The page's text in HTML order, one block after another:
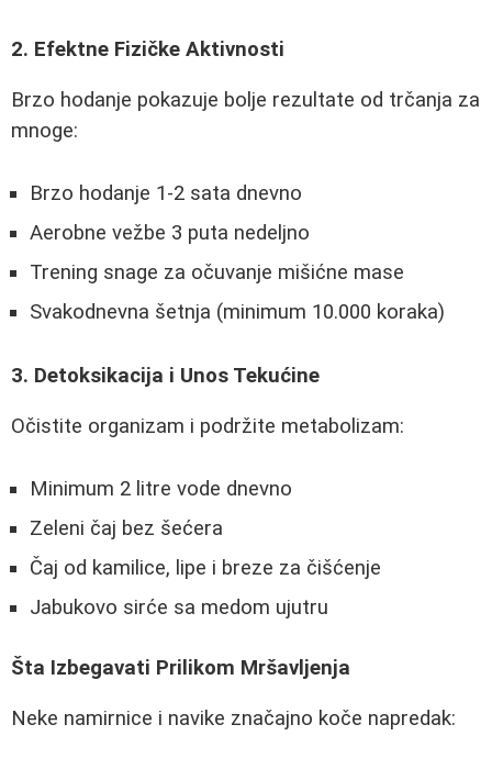
2. Efektne Fizičke Aktivnosti
Brzo hodanje pokazuje bolje rezultate od trčanja za
mnoge:
Brzo hodanje 1-2 sata dnevno
Aerobne vežbe 3 puta nedeljno
Trening snage za očuvanje mišićne mase
Svakodnevna šetnja (minimum 10.000 koraka)
3. Detoksikacija i Unos Tekućine
Očistite organizam i podržite metabolizam:
Minimum 2 litre vode dnevno
Zeleni čaj bez šećera
Čaj od kamilice, lipe i breze za čišćenje
Jabukovo sirće sa medom ujutru
Šta Izbegavati Prilikom Mršavljenja
Neke namirnice i navike značajno koče napredak: